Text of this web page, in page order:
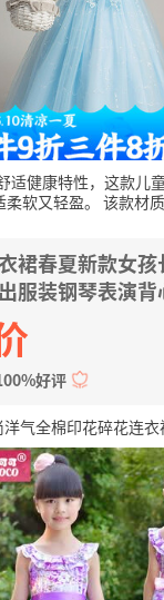
健康特性，这款
软又轻盈。 该款材
裙春夏新款女
服装钢琴表演
好评
气全棉印花碎花连